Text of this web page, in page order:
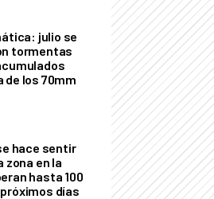
julio se
tormentas
de los 70mm
hace sentir
zona en la
hasta 100
días